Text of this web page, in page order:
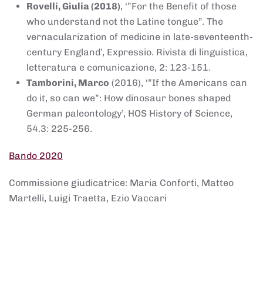
Rovelli, Giulia (2018), ‘”For the Benefit of those
who understand not the Latine tongue”. The
vernacularization of medicine in late-seventeenth-
century England’, Expressio. Rivista di linguistica,
letteratura e comunicazione, 2: 123-151.
Tamborini, Marco (2016), ‘”If the Americans can
do it, so can we”: How dinosaur bones shaped
German paleontology’, HOS History of Science,
54.3: 225-256.
Bando 2020
Commissione giudicatrice: Maria Conforti, Matteo
Martelli, Luigi Traetta, Ezio Vaccari